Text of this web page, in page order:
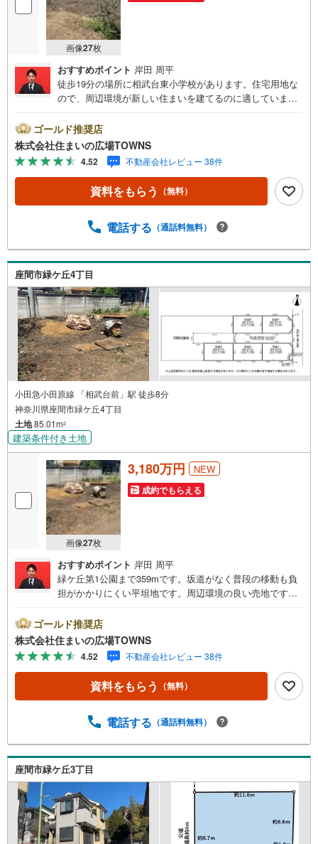
画像27枚
おすすめポイント 岸田 周平
徒歩19分の場所に相武台東小学校があります。住宅用地な
ので、周辺環境が新しい住まいを建てるのに適していま
住居地域は、大規模の工場、映画館のような人が集まる娯
楽施設の建築が禁止されている地域です。売地をお探しの
方に是非見て頂きたいイチオシの土地です。土地面積は85.
01平米（公簿）となっております。アップダウンの少ない
平坦地です。【年中無休/9:00～21:00】人気物件は特にお
問い合わせが集中するため、お早めにお電話下さい。「室
ムーズです。■その他、各種ご相談も承っております。○住
いの広場TOWNSからお客様へ経験豊富なスタッフが親身に
なってお客様に合った物件をご紹介させて頂きます！ /他社
様掲載物件も併せてご紹介可能ですのでお気軽にお問い合
わせ下さい♪駐車場もございますので、お車でのお越しも
大歓迎です！
ゴールド推奨店
株式会社住まいの広場TOWNS
4.52 不動産会社レビュー 38件
資料をもらう （無料）
電話する （通話料無料）
座間市緑ケ丘4丁目
小田急小田原線 「相武台前」駅 徒歩8分
神奈川県座間市緑ケ丘4丁目
土地85.01m2
建築条件付き土地
画像27枚
3,180万円 NEW
成約でもらえる
おすすめポイント 岸田 周平
緑ケ丘第1公園まで359mです。坂道がなく普段の移動も負
担がかかりにくい平坦地です。周辺環境の良い売地ですの
をお考えの方に、好条件の住宅用地はこちらです。駅から
徒歩8分圏内に立地しています。土地面積は85.01平米（公
簿）でございます。居住環境にふさわしくない用途の建物
や大規模な店舗なども規制されている第一種住居地域。
【年中無休/9:00～21:00】人気物件は特にお問い合わせが
集中するため、お早めにお電話下さい。「室内・現地を見
その他、各種ご相談も承っております。○住宅ローンのご相
Sからお客様へ経験豊富なスタッフが親身になってお客様
に合った物件をご紹介させて頂きます！ /他社様掲載物件も
併せてご紹介可能ですのでお気軽にお問い合わせ下さい♪
駐車場もございますので、お車でのお越しも大歓迎です！
ゴールド推奨店
株式会社住まいの広場TOWNS
4.52 不動産会社レビュー 38件
資料をもらう （無料）
電話する （通話料無料）
座間市緑ケ丘3丁目